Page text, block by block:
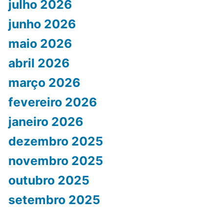
julho 2026
junho 2026
maio 2026
abril 2026
março 2026
fevereiro 2026
janeiro 2026
dezembro 2025
novembro 2025
outubro 2025
setembro 2025